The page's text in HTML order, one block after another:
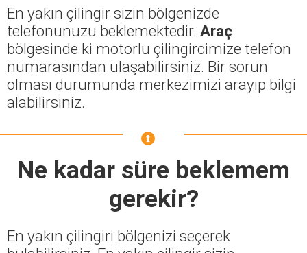
En yakın çilingir sizin bölgenizde
telefonunuzu beklemektedir. Araç
bölgesinde ki motorlu çilingircimize telefon
numarasından ulaşabilirsiniz. Bir sorun
olması durumunda merkezimizi arayıp bilgi
alabilirsiniz.
Ne kadar süre beklemem
gerekir?
En yakın çilingiri bölgenizi seçerek